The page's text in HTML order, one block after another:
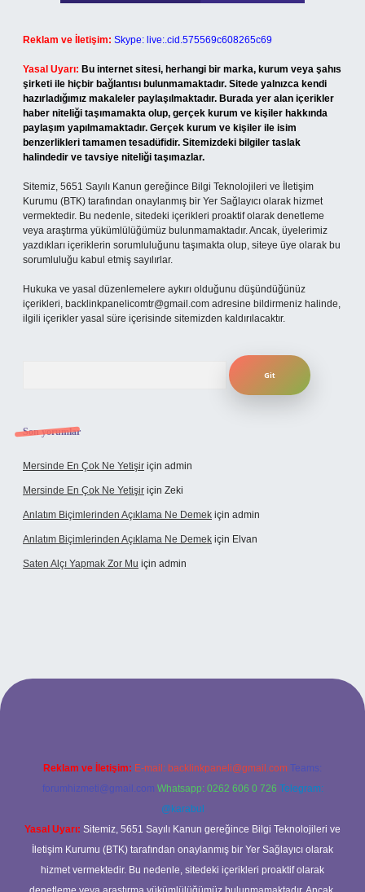
Reklam ve İletişim: Skype: live:.cid.575569c608265c69
Yasal Uyarı: Bu internet sitesi, herhangi bir marka, kurum veya şahıs
şirketi ile hiçbir bağlantısı bulunmamaktadır. Sitede yalnızca kendi
hazırladığımız makaleler paylaşılmaktadır. Burada yer alan içerikler
haber niteliği taşımamakta olup, gerçek kurum ve kişiler hakkında
paylaşım yapılmamaktadır. Gerçek kurum ve kişiler ile isim
benzerlikleri tamamen tesadüfidir. Sitemizdeki bilgiler taslak
halindedir ve tavsiye niteliği taşımazlar.
Sitemiz, 5651 Sayılı Kanun gereğince Bilgi Teknolojileri ve İletişim
Kurumu (BTK) tarafından onaylanmış bir Yer Sağlayıcı olarak hizmet
vermektedir. Bu nedenle, sitedeki içerikleri proaktif olarak denetleme
veya araştırma yükümlülüğümüz bulunmamaktadır. Ancak, üyelerimiz
yazdıkları içeriklerin sorumluluğunu taşımakta olup, siteye üye olarak bu
sorumluluğu kabul etmiş sayılırlar.
Hukuka ve yasal düzenlemelere aykırı olduğunu düşündüğünüz
içerikleri, backlinkpanelicomtr@gmail.com adresine bildirmeniz halinde,
ilgili içerikler yasal süre içerisinde sitemizden kaldırılacaktır.
Son yorumlar
Mersinde En Çok Ne Yetişir için admin
Mersinde En Çok Ne Yetişir için Zeki
Anlatım Biçimlerinden Açıklama Ne Demek için admin
Anlatım Biçimlerinden Açıklama Ne Demek için Elvan
Saten Alçı Yapmak Zor Mu için admin
Reklam ve İletişim: E-mail: backlinkpaneli@gmail.com Teams:
forumhizmeti@gmail.com Whatsapp: 0262 606 0 726 Telegram:
@karabul
Yasal Uyarı: Sitemiz, 5651 Sayılı Kanun gereğince Bilgi Teknolojileri ve
İletişim Kurumu (BTK) tarafından onaylanmış bir Yer Sağlayıcı olarak
hizmet vermektedir. Bu nedenle, sitedeki içerikleri proaktif olarak